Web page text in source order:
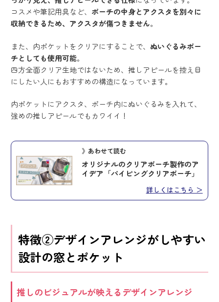
コスメや筆記用具など、 ポーチの中身とアクスタを別々に
収納できるため、アクスタが傷つきません。
また、内ポケットをクリアにすることで、 ぬいぐるみポー
チとしても使用可能。
四方全面クリア生地ではないため、推しアピールを控え目
にしたい人にもおすすめの構造になっています。
内ポケットにアクスタ、ポーチ内にぬいぐるみを入れて、
強めの推しアピールでもカワイイ！
》あわせて読む
オリジナルのクリアポーチ製作のア
イデア「パイピングクリアポーチ」
詳しくはこちら ＞
特徴②デザインアレンジがしやすい
設計の窓とポケット
推しのビジュアルが映えるデザインアレンジ